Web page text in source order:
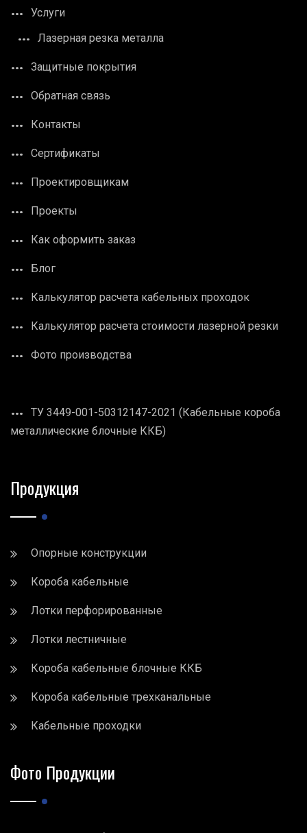
Услуги
Лазерная резка металла
Защитные покрытия
Обратная связь
Контакты
Сертификаты
Проектировщикам
Проекты
Как оформить заказ
Блог
Калькулятор расчета кабельных проходок
Калькулятор расчета стоимости лазерной резки
Фото производства
ТУ 3449-001-50312147-2021 (Кабельные короба
металлические блочные ККБ)
Продукция
Опорные конструкции
Короба кабельные
Лотки перфорированные
Лотки лестничные
Короба кабельные блочные ККБ
Короба кабельные трехканальные
Кабельные проходки
Фото Продукции